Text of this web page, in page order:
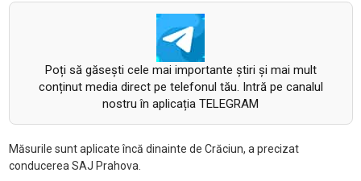
Poți să găsești cele mai importante știri și mai mult
conținut media direct pe telefonul tău. Intră pe canalul
nostru în aplicația TELEGRAM
Măsurile sunt aplicate încă dinainte de Crăciun, a precizat
conducerea SAJ Prahova.